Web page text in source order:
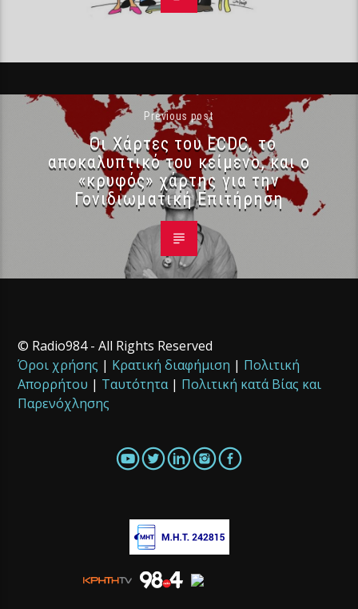
Previous post
Οι Χάρτες του ECDC, το
αποκαλυπτικό του κείμενο, και ο
«κρυφός» χάρτης για την
Γονιδιωματική Επιτήρηση
© Radio984 - All Rights Reserved
Όροι χρήσης | Κρατική διαφήμιση | Πολιτική
Απορρήτου | Ταυτότητα| Πολιτική κατά Βίας και
Παρενόχλησης